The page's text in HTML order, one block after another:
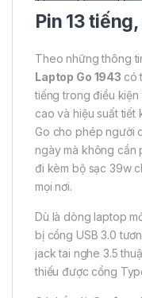
Pin 13
Theo những thông
Laptop Go 1943 có
tiếng trong điều
cao và hiệu suất tiết
Go cho phép người
ngày mà không cần
đi kèm bộ sạc 39w
mọi nơi.
Dù là dòng laptop
bị cổng USB 3.0
jack tai nghe 3.5
thiếu được cổng